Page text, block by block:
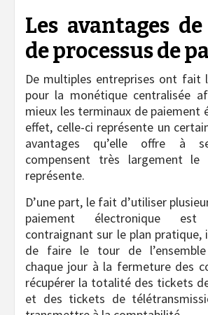
Les avantages
de processus de
De multiples entreprises ont fait
pour la monétique centralisée
mieux les terminaux de paiement
effet, celle-ci représente un
avantages qu’elle offre à
compensent très largement le
représente.
D’une part, le fait d’utiliser
paiement électronique est
contraignant sur le plan pratique,
de faire le tour de
chaque jour à la fermeture des
récupérer la totalité des tickets
et des tickets de